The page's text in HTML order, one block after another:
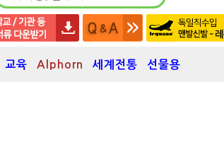
교육 Alphorn 세계전통 선물용